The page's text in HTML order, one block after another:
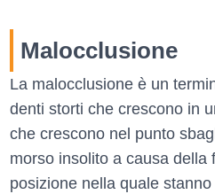
Malocclusione
La malocclusione è un
denti storti che crescono in
che crescono nel punto
morso insolito a causa della
posizione nella quale